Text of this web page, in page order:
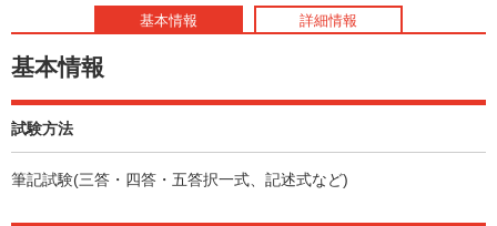
基本情報 詳細情報
基本情報
試験方法
筆記試験(三答・四答・五答択一式、記述式など)